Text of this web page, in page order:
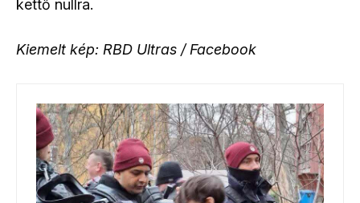
kettő nullra.
Kiemelt kép: RBD Ultras / Facebook